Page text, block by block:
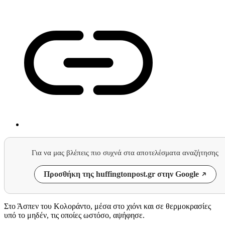
Για να μας βλέπεις πιο συχνά στα αποτελέσματα αναζήτησης
Προσθήκη της huffingtonpost.gr στην Google
Στο Άσπεν του Κολοράντο, μέσα στο χιόνι και σε θερμοκρασίες
υπό το μηδέν, τις οποίες ωστόσο, αψήφησε.